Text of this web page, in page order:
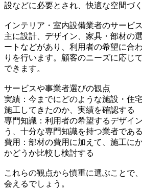
設などに必要とされ、快適な空間づ
インテリア・室内設備業者のサービ
主に設計、デザイン、家具・部材の
ートなどがあり、利用者の希望に合
りを行います。顧客のニーズに応じ
できます。
サービスや事業者選びの観点
実績：今までにどのような施設・住
施工してきたのか、実績を確認する
専門知識：利用者の希望するデザイ
う、十分な専門知識を持つ業者であ
費用：部材の費用に加えて、施工に
かどうか比較し検討する
これらの観点から慎重に選ぶことで
会えるでしょう。